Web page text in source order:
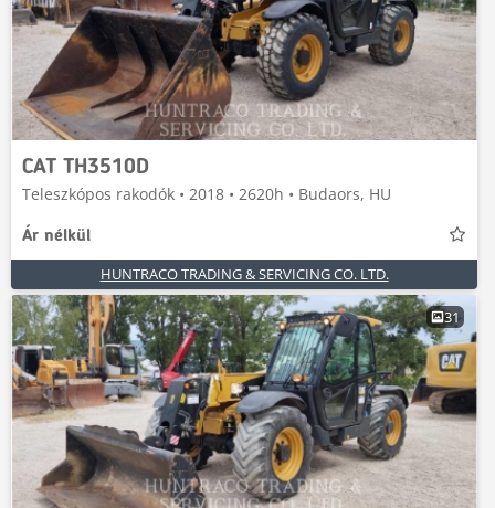
CAT TH3510D
Teleszkópos rakodók • 2018 • 2620h • Budaors, HU
Ár nélkül
HUNTRACO TRADING & SERVICING CO. LTD.
31